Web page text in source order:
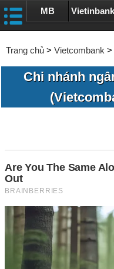
MB Vietinbank
Trang chủ > Vietcombank >
Chi nhánh